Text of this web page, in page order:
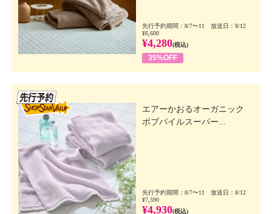
先行予約期間：8/7〜11 放送日：8/12
¥6,600
¥4,280(税込)
35%OFF
エアーかおるオーガニック
ボブパイルスーパー...
先行予約期間：8/7〜11 放送日：8/12
¥7,590
¥4,930(税込)